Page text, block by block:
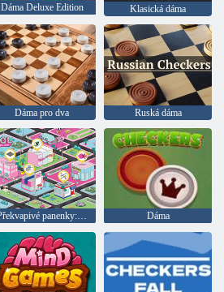
Dáma Deluxe Edition Klasická dáma
Dáma pro dva Ruská dáma
Překvapivé panenky: Hřiště Dáma